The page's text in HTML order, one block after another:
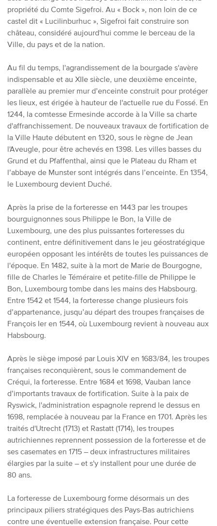
propriété du Comte Sigefroi. Au « Bock », non loin de ce
castel dit « Lucilinburhuc », Sigefroi fait construire son
château, considéré aujourd'hui comme le berceau de la
Ville, du pays et de la nation.
Au fil du temps, l'agrandissement de la bourgade s'avère
indispensable et au XIIe siècle, une deuxième enceinte,
parallèle au premier mur d’enceinte construit pour protéger
les lieux, est érigée à hauteur de l'actuelle rue du Fossé. En
1244, la comtesse Ermesinde accorde à la Ville sa charte
d'affranchissement. De nouveaux travaux de fortification de
la Ville Haute débutent en 1320, sous le règne de Jean
l'Aveugle, pour être achevés en 1398. Les villes basses du
Grund et du Pfaffenthal, ainsi que le Plateau du Rham et
l’abbaye de Munster sont intégrés dans l’enceinte. En 1354,
le Luxembourg devient Duché.
Après la prise de la forteresse en 1443 par les troupes
bourguignonnes sous Philippe le Bon, la Ville de
Luxembourg, une des plus puissantes forteresses du
continent, entre définitivement dans le jeu géostratégique
européen opposant les intérêts de toutes les puissances de
l'époque. En 1482, suite à la mort de Marie de Bourgogne,
fille de Charles le Téméraire et petite-fille de Philippe le
Bon, Luxembourg tombe dans les mains des Habsbourg.
Entre 1542 et 1544, la forteresse change plusieurs fois
d’appartenance, jusqu’au départ des troupes françaises de
François Ier en 1544, où Luxembourg revient à nouveau aux
Habsbourg.
Après le siège imposé par Louis XIV en 1683/84, les troupes
françaises reconquièrent, sous le commandement de
Créqui, la forteresse. Entre 1684 et 1698, Vauban lance
d’importants travaux de fortification. Suite à la paix de
Ryswick, l'administration espagnole reprend le dessus en
1698, remplacée à nouveau par la France en 1701. Après les
traités d'Utrecht (1713) et Rastatt (1714), les troupes
autrichiennes reprennent possession de la forteresse et de
ses casemates en 1715 – deux infrastructures militaires
élargies par la suite – et s'y installent pour une durée de
80 ans.
La forteresse de Luxembourg forme désormais un des
principaux piliers stratégiques des Pays-Bas autrichiens
contre une éventuelle extension française. Pour cette